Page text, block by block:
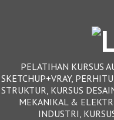
PELATIHAN KURSUS
SKETCHUP+VRAY,
STRUKTUR, KURSUS
MEKANIKAL &
INDUSTRI,